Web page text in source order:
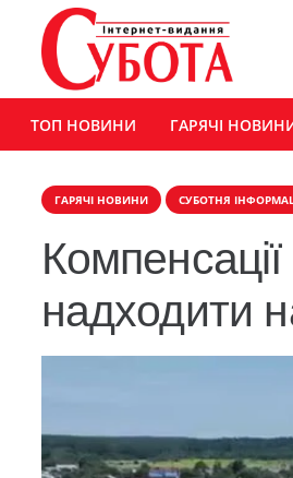
ТОП НОВИНИ ГАРЯЧІ
ГАРЯЧІ НОВИНИ СУБОТНЯ
надходити